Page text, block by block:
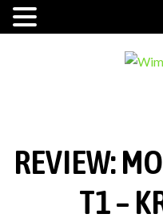
REVIEW:
T1 –